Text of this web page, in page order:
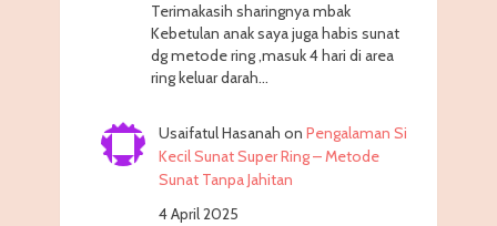
Terimakasih sharingnya mbak
Kebetulan anak saya juga habis sunat
dg metode ring ,masuk 4 hari di area
ring keluar darah…
Usaifatul Hasanah on Pengalaman Si
Kecil Sunat Super Ring – Metode
Sunat Tanpa Jahitan
4 April 2025